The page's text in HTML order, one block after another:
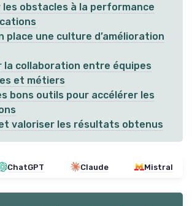
obstacles à la performance
place une culture d’amélioration
la collaboration entre équipes
et métiers
bons outils pour accélérer les
valoriser les résultats obtenus
ChatGPT Claude Mistral